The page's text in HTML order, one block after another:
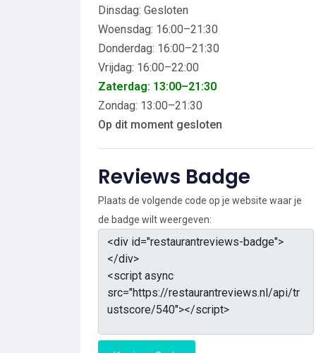
Dinsdag: Gesloten
Woensdag: 16:00–21:30
Donderdag: 16:00–21:30
Vrijdag: 16:00–22:00
Zaterdag: 13:00–21:30
Zondag: 13:00–21:30
Op dit moment gesloten
Reviews Badge
Plaats de volgende code op je website waar je
de badge wilt weergeven: